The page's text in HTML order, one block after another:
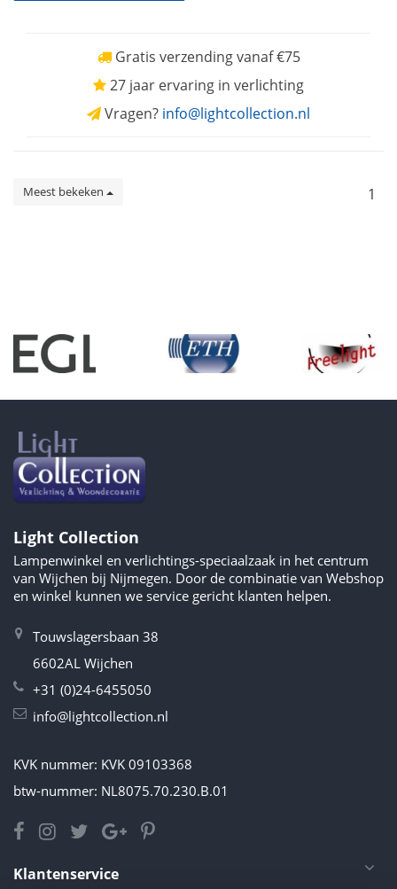
Gratis verzending vanaf €75
27 jaar ervaring in verlichting
Vragen? info@lightcollection.nl
Meest bekeken 1
Light Collection
Lampenwinkel en verlichtings-speciaalzaak in het centrum
van Wijchen bij Nijmegen. Door de combinatie van Webshop
en winkel kunnen we service gericht klanten helpen.
Touwslagersbaan 38
6602AL Wijchen
+31 (0)24-6455050
info@lightcollection.nl
KVK nummer: KVK 09103368
btw-nummer: NL8075.70.230.B.01
Klantenservice